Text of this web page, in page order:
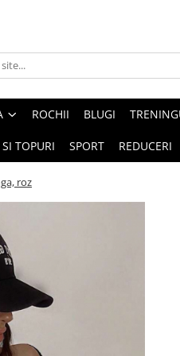
ROCHII BLUGI
TOPURI SPORT REDUCERI
roz